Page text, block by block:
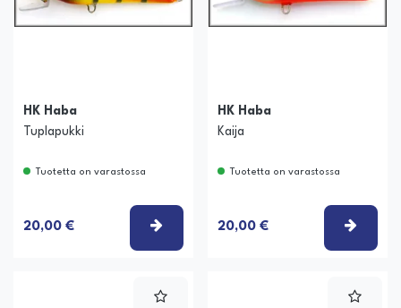
HK Haba
Tuplapukki
Tuotetta on varastossa
20,00 € VALITSE VAIHTOEHTO
HK Haba
Kaija
Tuotetta on varastossa
20,00 €